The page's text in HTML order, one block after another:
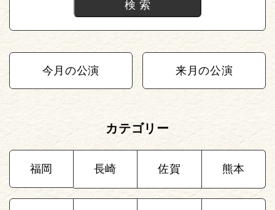
今月の公演 来月の公演
カテゴリー
福岡 長崎 佐賀 熊本